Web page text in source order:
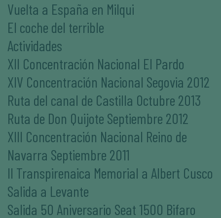
Vuelta a España en Milqui
El coche del terrible
Actividades
XII Concentración Nacional El Pardo
XIV Concentración Nacional Segovia 2012
Ruta del canal de Castilla Octubre 2013
Ruta de Don Quijote Septiembre 2012
XIII Concentración Nacional Reino de
Navarra Septiembre 2011
II Transpirenaica Memorial a Albert Cusco
Salida a Levante
Salida 50 Aniversario Seat 1500 Bifaro